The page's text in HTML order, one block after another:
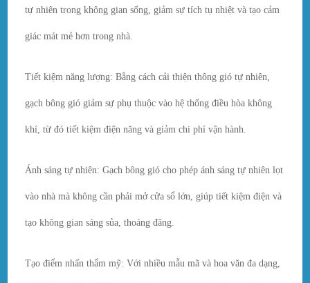
tự nhiên trong không gian sống, giảm sự tích tụ nhiệt và tạo cảm
giác mát mẻ hơn trong nhà.
Tiết kiệm năng lượng: Bằng cách cải thiện thông gió tự nhiên,
gạch bông gió giảm sự phụ thuộc vào hệ thống điều hòa không
khí, từ đó tiết kiệm điện năng và giảm chi phí vận hành.
Ánh sáng tự nhiên: Gạch bông gió cho phép ánh sáng tự nhiên lọt
vào nhà mà không cần phải mở cửa sổ lớn, giúp tiết kiệm điện và
tạo không gian sáng sủa, thoáng đãng.
Tạo điểm nhấn thẩm mỹ: Với nhiều mẫu mã và hoa văn đa dạng,